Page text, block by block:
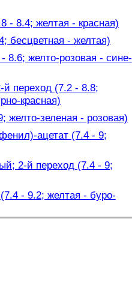
- 8.4; желтая - красная)
бесцветная - желтая)
желто-розовая - сине-
переход (7.2 - 8.8;
красная)
желто-зеленая - розовая)
ацетат (7.4 - 9;
2-й переход (7.4 - 9;
- 9.2; желтая - буро-